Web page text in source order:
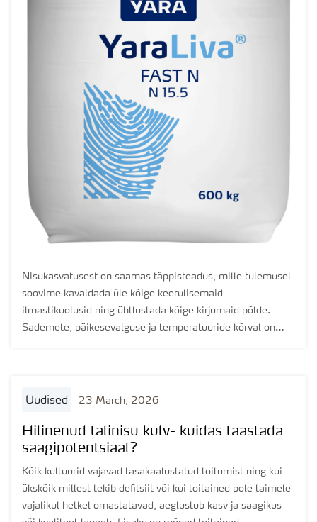
Nisukasvatusest on saamas täppisteadus, mille tulemusel
soovime kavaldada üle kõige keerulisemaid
ilmastikuolusid ning ühtlustada kõige kirjumaid põlde.
Sademete, päikesevalguse ja temperatuuride kõrval on
uudised 23 March, 2026
Hilinenud talinisu külv- kuidas taastada
saagipotentsiaal?
Kõik kultuurid vajavad tasakaalustatud toitumist ning kui
ükskõik millest tekib defitsiit või kui toitained pole taimele
vajalikul hetkel omastatavad, aeglustub kasv ja saagikus